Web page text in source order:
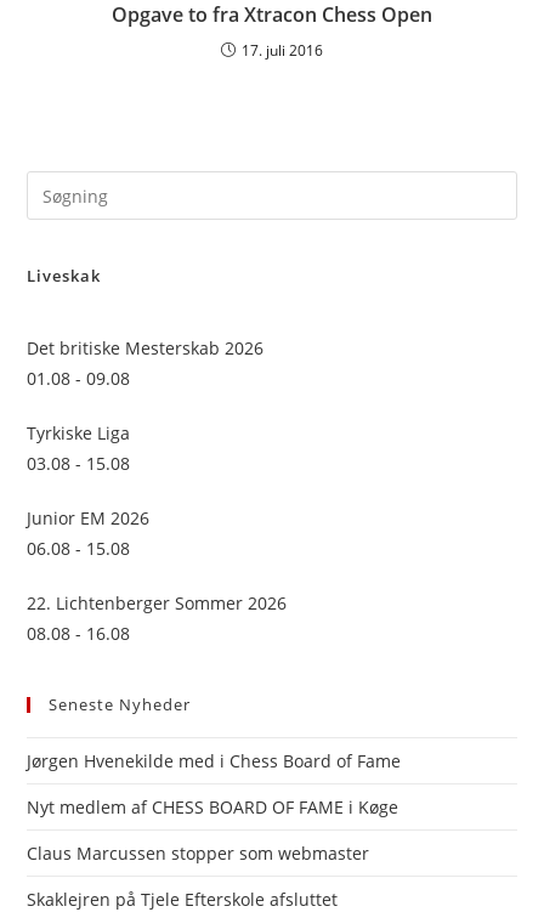
Opgave to fra Xtracon Chess Open
17. juli 2016
Liveskak
Det britiske Mesterskab 2026
01.08 - 09.08
Tyrkiske Liga
03.08 - 15.08
Junior EM 2026
06.08 - 15.08
22. Lichtenberger Sommer 2026
08.08 - 16.08
Seneste Nyheder
Jørgen Hvenekilde med i Chess Board of Fame
Nyt medlem af CHESS BOARD OF FAME i Køge
Claus Marcussen stopper som webmaster
Skaklejren på Tjele Efterskole afsluttet